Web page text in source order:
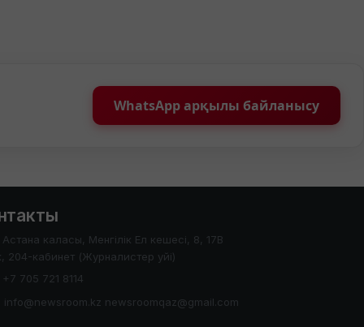
WhatsApp арқылы байланысу
Астана каласы, Менгілік Ел кешесі, 8, 17В
204-кабинет (Журналистер уйі)
+7 705 721 8114
info@newsroom.kz newsroomqaz@gmail.com